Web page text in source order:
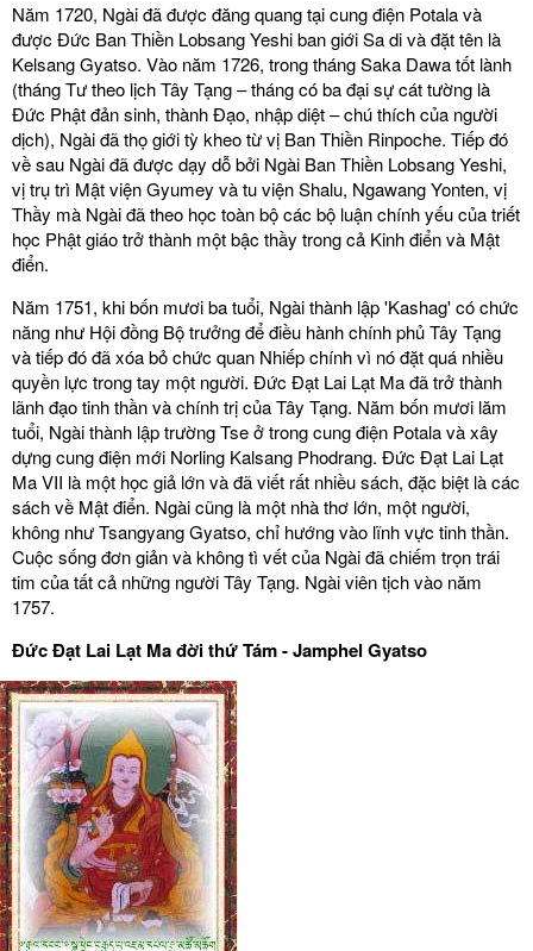
Năm 1720, Ngài đã được đăng quang tại cung điện Potala và
được Đức Ban Thiền Lobsang Yeshi ban giới Sa di và đặt tên là
Kelsang Gyatso. Vào năm 1726, trong tháng Saka Dawa tốt lành
(tháng Tư theo lịch Tây Tạng – tháng có ba đại sự cát tường là
Đức Phật đản sinh, thành Đạo, nhập diệt – chú thích của người
dịch), Ngài đã thọ giới tỳ kheo từ vị Ban Thiền Rinpoche. Tiếp đó
về sau Ngài đã được dạy dỗ bởi Ngài Ban Thiền Lobsang Yeshi,
vị trụ trì Mật viện Gyumey và tu viện Shalu, Ngawang Yonten, vị
Thầy mà Ngài đã theo học toàn bộ các bộ luận chính yếu của triết
học Phật giáo trở thành một bậc thầy trong cả Kinh điển và Mật
điển.
Năm 1751, khi bốn mươi ba tuổi, Ngài thành lập 'Kashag' có chức
năng như Hội đồng Bộ trưởng để điều hành chính phủ Tây Tạng
và tiếp đó đã xóa bỏ chức quan Nhiếp chính vì nó đặt quá nhiều
quyền lực trong tay một người. Đức Đạt Lai Lạt Ma đã trở thành
lãnh đạo tinh thần và chính trị của Tây Tạng. Năm bốn mươi lăm
tuổi, Ngài thành lập trường Tse ở trong cung điện Potala và xây
dựng cung điện mới Norling Kalsang Phodrang. Đức Đạt Lai Lạt
Ma VII là một học giả lớn và đã viết rất nhiều sách, đặc biệt là các
sách về Mật điển. Ngài cũng là một nhà thơ lớn, một người,
không như Tsangyang Gyatso, chỉ hướng vào lĩnh vực tinh thần.
Cuộc sống đơn giản và không tì vết của Ngài đã chiếm trọn trái
tim của tất cả những người Tây Tạng. Ngài viên tịch vào năm
1757.
Đức Đạt Lai Lạt Ma đời thứ Tám - Jamphel Gyatso